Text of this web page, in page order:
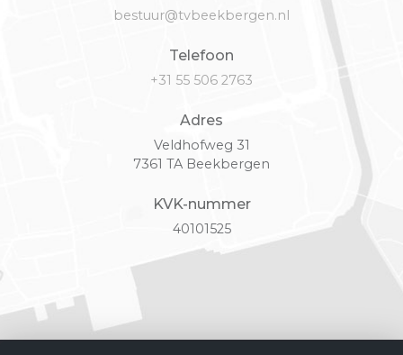
bestuur@tvbeekbergen.nl
Telefoon
+31 55 506 2763
Adres
Veldhofweg 31
7361 TA Beekbergen
KVK-nummer
40101525